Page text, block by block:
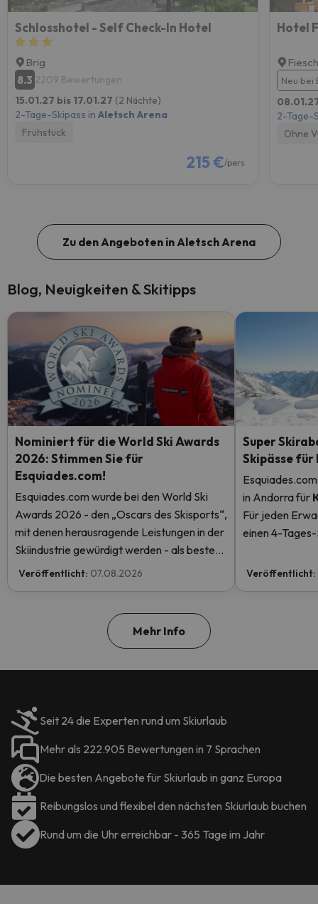
Schlosshotel - Self Check-In Hotel
Brig
8.3 2209 Bewertungen
15.01.27 bis 17.01.27 (2 Nächte)
2-Tage-Skipass in Aletsch Arena
Frühstück
215 €/pers.
Hotel
Neu bei
2-Tage-
Ohne
Zu den Angeboten in Aletsch Arena
Blog, Neuigkeiten & Skitipps
Nominiert für die World Ski Awards
2026: Stimmen Sie für
Esquiades.com!
Esquiades.com wurde bei den World Ski
Awards 2026 - den „Oscars des Skisports“,
mit denen herausragende Leistungen in der
Skiindustrie gewürdigt werden - als bester
Skiurlaubveranstalter der Welt nominiert.
Veröffentlicht: 07.08.2026
Super
Skipässe
in Andorrafür
Für jeden
einen 4-
mehr.
Veröffentlicht:
Mehr Info
Seit 24 die Experten rund um Skiurlaub
Mehr als 222.905 Bewertungen in 7 Sprachen
Die besten Angebote für Skiurlaub in ganz Europa
Reibungslos und flexibel den nächsten Skiurlaub buchen
Rund um die Uhr erreichbar - 365 Tage im Jahr